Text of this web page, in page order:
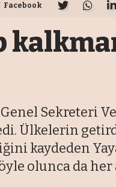
Facebook
Sekreteri
Ülkelerin
kaydeden
olunca da her